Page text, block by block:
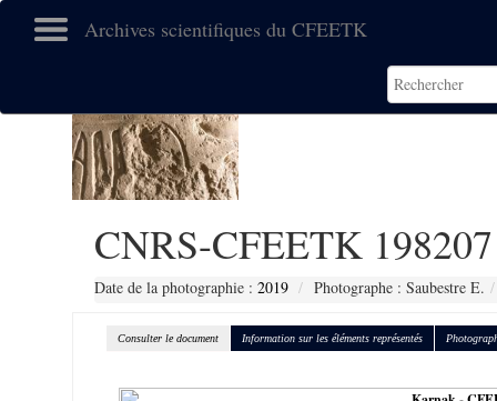
Archives scientifiques du CFEETK
CNRS-CFEETK 198207
Date de la photographie : 2019 Photographe : Saubestre E.
Consulter le document Information sur les éléments représentés